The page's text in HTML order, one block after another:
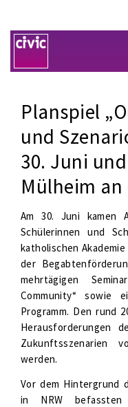
Planspiel
und
30. Juni
Mülheim
Am 30. Juni kamen
Schülerinnen und
katholischen Akademie
der
mehrtägigen
Community“ sowie
Programm. Den rund
Herausforderungen
Zukunftsszenarien
werden.
Vor dem Hintergrund
in NRW